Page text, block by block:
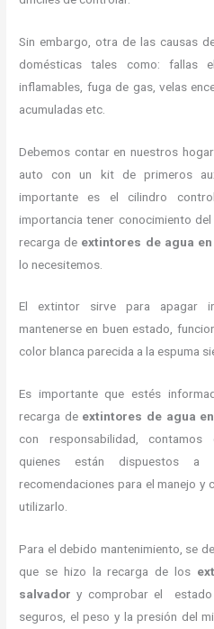
Sin embargo, otra de las causas
domésticas tales como: fallas
inflamables, fuga de gas, velas
acumuladas etc.
Debemos contar en nuestros
auto con un kit de primeros
importante es el cilindro
importancia tener conocimiento
recarga de extintores de agua
lo necesitemos.
El extintor sirve para apagar
mantenerse en buen estado,
color blanca parecida a la espuma
Es importante que estés
recarga de extintores de agua
con responsabilidad, contamos
quienes están dispuestos a
recomendaciones para el manejo
utilizarlo.
Para el debido mantenimiento, se
que se hizo la recarga de los
salvadory comprobar el estado
seguros, el peso y la presión del